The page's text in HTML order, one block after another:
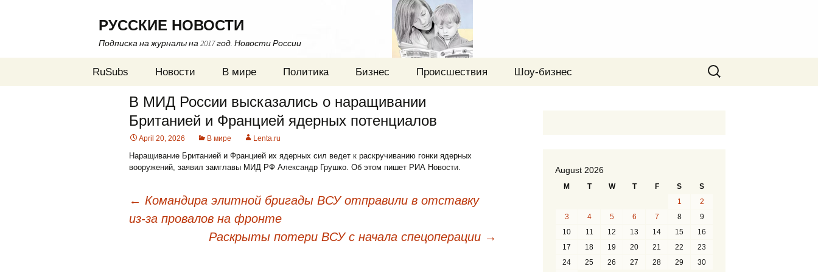
РУССКИЕ НОВОСТИ
Подписка на журналы на 2017 год. Новости России
content
RuSubs Новости В мире Политика Бизнес Происшествия Шоу-бизнес
Search
for:
В МИД России высказались о наращивании
Британией и Францией ядерных потенциалов
April 20, 2026 В мире Lenta.ru
Наращивание Британией и Францией их ядерных сил ведет к раскручиванию гонки ядерных
вооружений, заявил замглавы МИД РФ Александр Грушко. Об этом пишет РИА Новости.
← Командира элитной бригады ВСУ отправили в отставку
из-за провалов на фронте
Раскрыты потери ВСУ с начала спецоперации →
August 2026
M T W T F S S
1
2
3
4 5 6 7 8
9
10
11 12 13 14 15
16
17
18 19 20 21 22
23
24
25 26 27 28 29
30